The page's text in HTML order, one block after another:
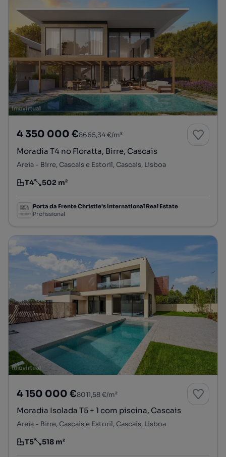
4 350 000 €8665,34 €/m²
Moradia T4 no Floratta, Birre, Cascais
Areia - Birre, Cascais e Estoril, Cascais, Lisboa
Tipologia
T4
Preço por metro quadrado
502 m²
Porta da Frente Christie's International Real Estate
Profissional
4 150 000 €8011,58 €/m²
Moradia Isolada T5 + 1 com piscina, Cascais
Areia - Birre, Cascais e Estoril, Cascais, Lisboa
Tipologia
T5
Preço por metro quadrado
518 m²